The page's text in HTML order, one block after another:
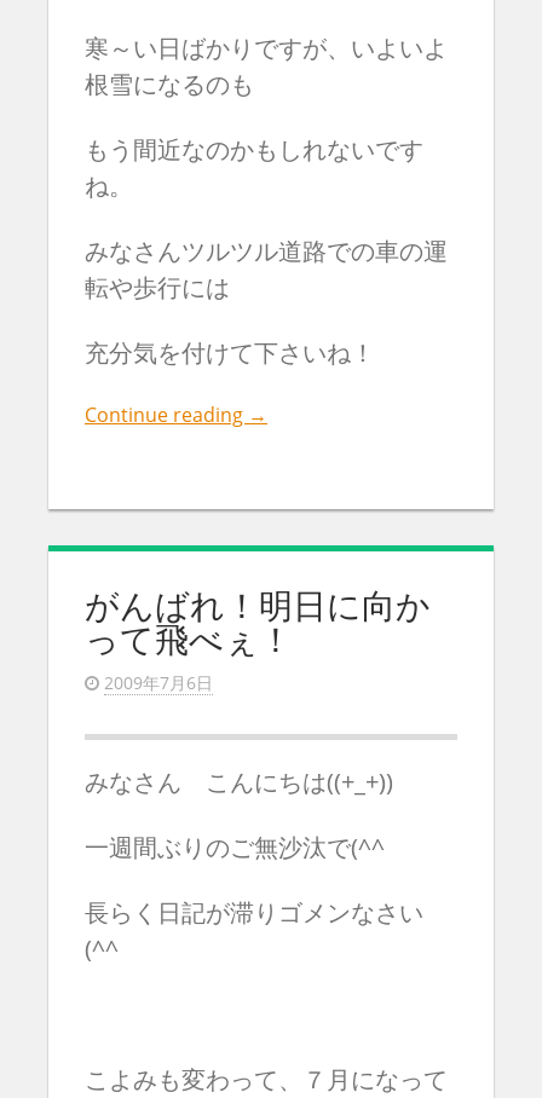
寒～い日ばかりですが、いよいよ
根雪になるのも
もう間近なのかもしれないです
ね。
みなさんツルツル道路での車の運
転や歩行には
充分気を付けて下さいね！
Continue reading →
がんばれ！明日に向か
って飛べぇ！
2009年7月6日
みなさん こんにちは((+_+))
一週間ぶりのご無沙汰で(^^ゞ
長らく日記が滞りゴメンなさい
(^^ゞ
こよみも変わって、７月になって